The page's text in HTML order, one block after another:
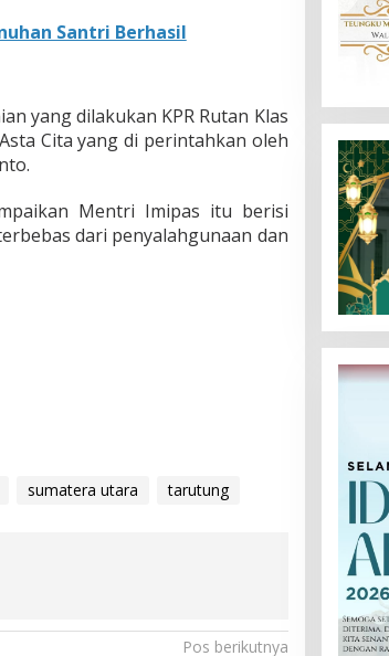
Santri Berhasil
yang dilakukan KPR Rutan Klas
Cita yang di perintahkan oleh
Mentri Imipas itu berisi
dari penyalahgunaan dan
sumatera utara tarutung
Pos berikutnya